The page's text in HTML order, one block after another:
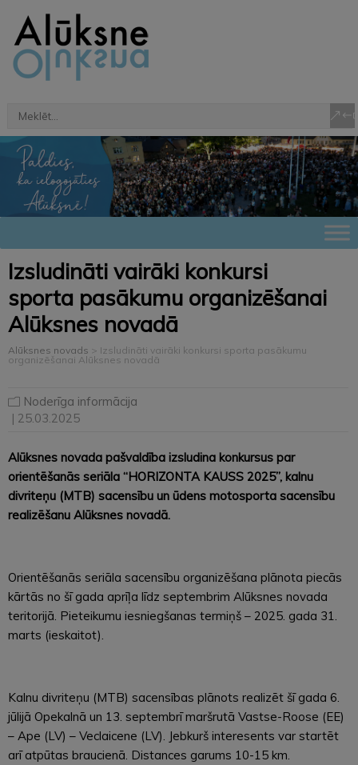
Izsludināti vairāki konkursi
sporta pasākumu organizēšanai
Alūksnes novadā
Alūksnes novads > Izsludināti vairāki konkursi sporta pasākumu
organizēšanai Alūksnes novadā
Noderīga informācija
| 25.03.2025
Alūksnes novada pašvaldība izsludina konkursus par
orientēšanās seriāla “HORIZONTA KAUSS 2025”, kalnu
divriteņu (MTB) sacensību un ūdens motosporta sacensību
realizēšanu Alūksnes novadā.
Orientēšanās seriāla sacensību organizēšana plānota piecās
kārtās no šī gada aprīļa līdz septembrim Alūksnes novada
teritorijā. Pieteikumu iesniegšanas termiņš – 2025. gada 31.
marts (ieskaitot).
Kalnu divriteņu (MTB) sacensības plānots realizēt šī gada 6.
jūlijā Opekalnā un 13. septembrī maršrutā Vastse-Roose (EE)
– Ape (LV) – Veclaicene (LV). Jebkurš interesents var startēt
arī atpūtas braucienā. Distances garums 10-15 km.